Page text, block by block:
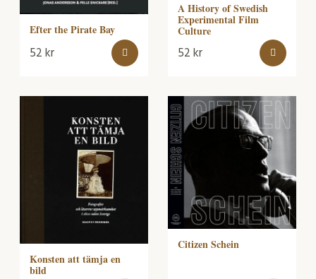
Efter the Pirate Bay
52kr
A History of Swedish
Experimental Film
Culture
52kr
Konsten att tämja en
bild
Citizen Schein